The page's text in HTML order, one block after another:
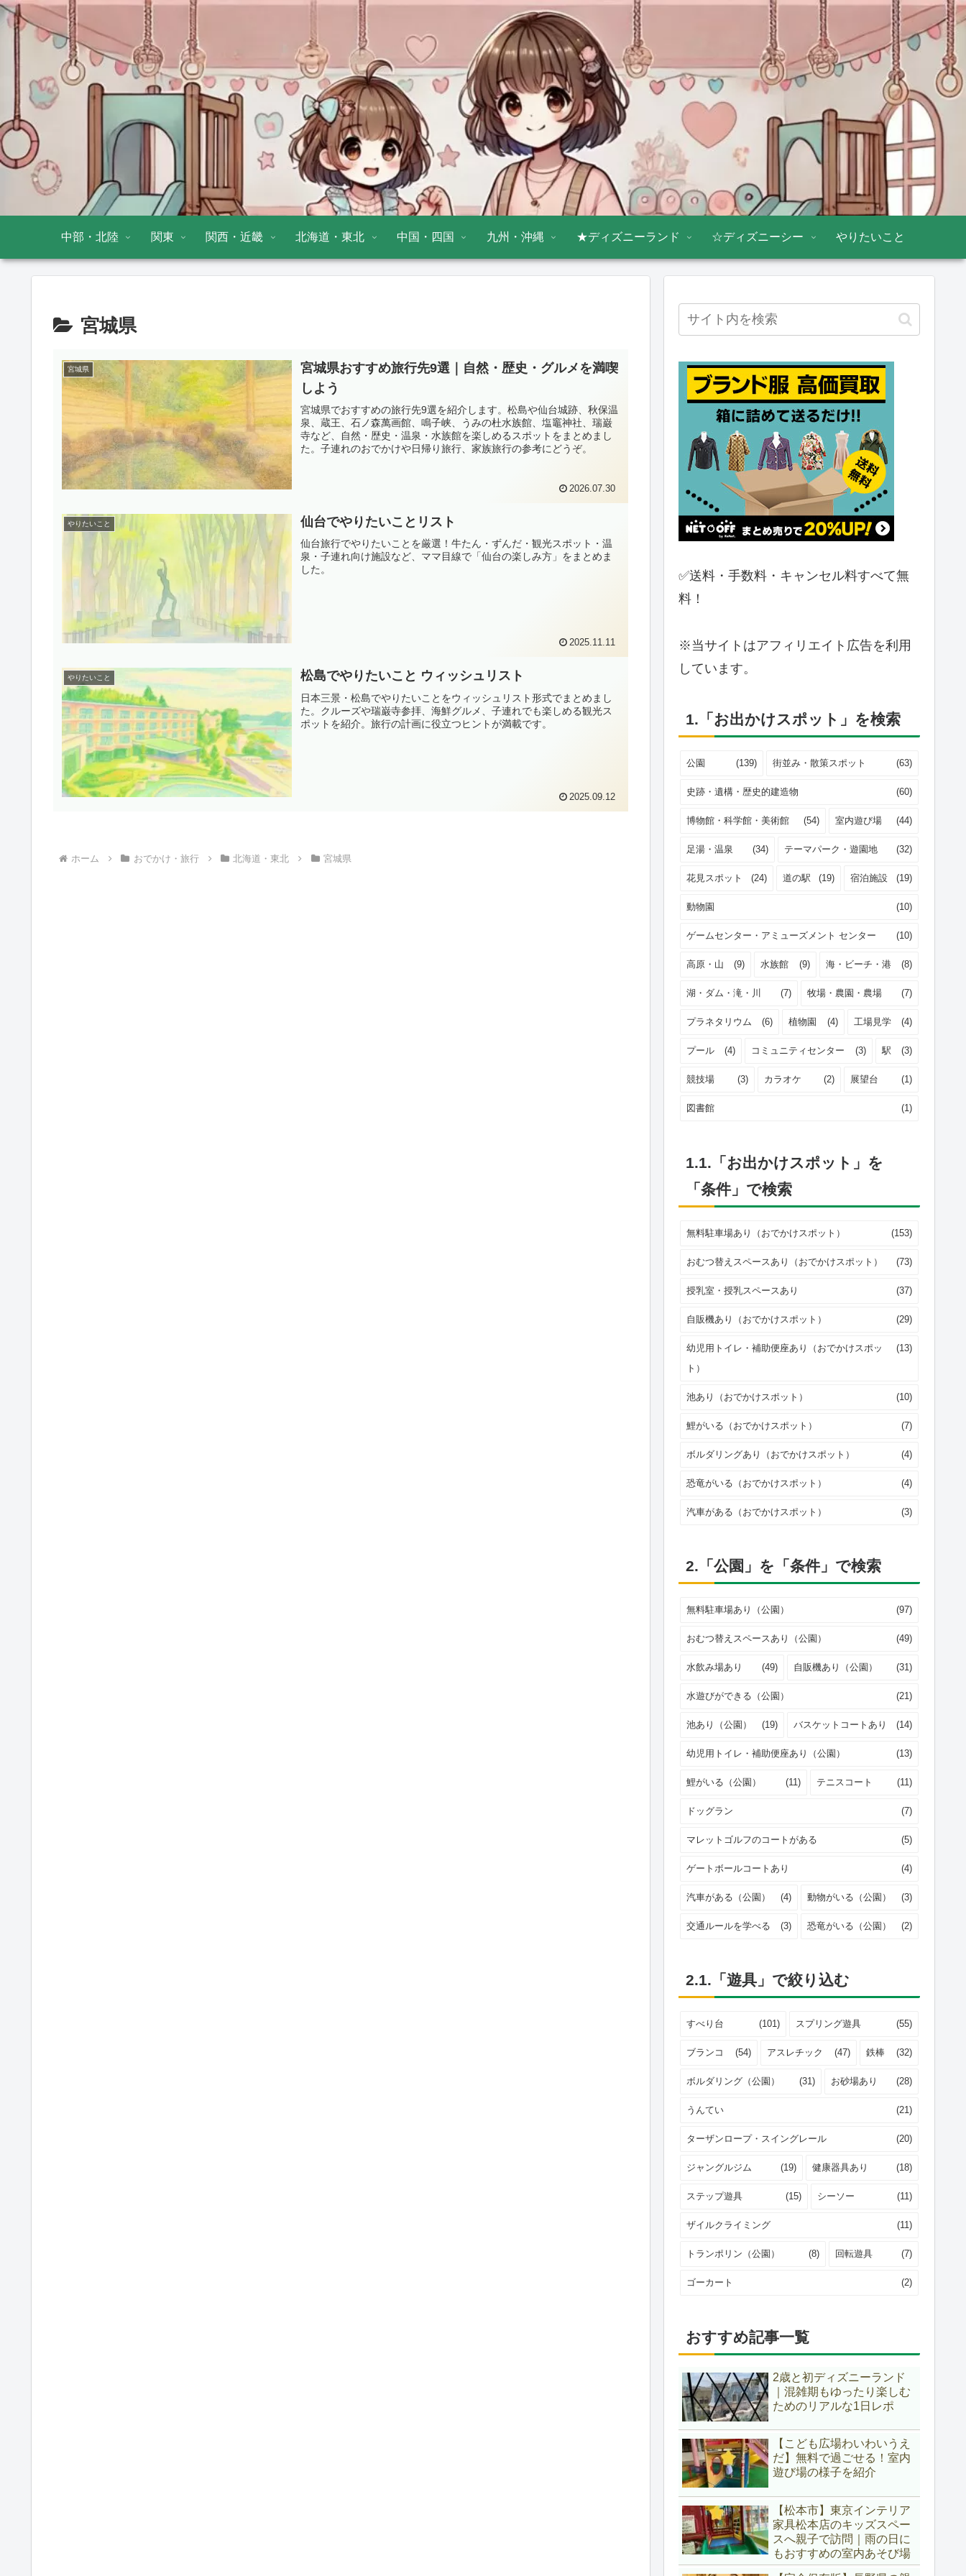
中部・北陸 関東 関西・近畿 北海道・東北 中国・四国 九州・沖縄 ★ディズニーランド ☆ディズニーシー やりたいこと
宮城県
宮城県
宮城県おすすめ旅行先9選｜自然・歴史・グルメを満喫
しよう
宮城県でおすすめの旅行先9選を紹介します。松島や仙台城跡、秋保温
泉、蔵王、石ノ森萬画館、鳴子峡、うみの杜水族館、塩竈神社、瑞巌
寺など、自然・歴史・温泉・水族館を楽しめるスポットをまとめまし
た。子連れのおでかけや日帰り旅行、家族旅行の参考にどうぞ。
2026.07.30
やりたいこと 仙台でやりたいことリスト
仙台旅行でやりたいことを厳選！牛たん・ずんだ・観光スポット・温
泉・子連れ向け施設など、ママ目線で「仙台の楽しみ方」をまとめま
した。
2025.11.11
やりたいこと 松島でやりたいこと ウィッシュリスト
日本三景・松島でやりたいことをウィッシュリスト形式でまとめまし
た。クルーズや瑞巌寺参拝、海鮮グルメ、子連れでも楽しめる観光ス
ポットを紹介。旅行の計画に役立つヒントが満載です。
2025.09.12
ホーム おでかけ・旅行 北海道・東北 宮城県
✅送料・手数料・キャンセル料すべて無
料！
※当サイトはアフィリエイト広告を利用
しています。
1.「お出かけスポット」を検索
公園 (139) 街並み・散策スポット (63)
史跡・遺構・歴史的建造物 (60)
博物館・科学館・美術館 (54) 室内遊び場 (44)
足湯・温泉 (34) テーマパーク・遊園地 (32)
花見スポット (24) 道の駅 (19) 宿泊施設 (19)
動物園 (10)
ゲームセンター・アミューズメント センター (10)
高原・山 (9) 水族館 (9) 海・ビーチ・港 (8)
湖・ダム・滝・川 (7) 牧場・農園・農場 (7)
プラネタリウム (6) 植物園 (4) 工場見学 (4)
プール (4) コミュニティセンター (3) 駅 (3)
競技場 (3) カラオケ (2) 展望台 (1)
図書館 (1)
1.1.「お出かけスポット」を
「条件」で検索
無料駐車場あり（おでかけスポット） (153)
おむつ替えスペースあり（おでかけスポット） (73)
授乳室・授乳スペースあり (37)
自販機あり（おでかけスポット） (29)
幼児用トイレ・補助便座あり（おでかけスポッ
ト）
(13)
池あり（おでかけスポット） (10)
鯉がいる（おでかけスポット） (7)
ボルダリングあり（おでかけスポット） (4)
恐竜がいる（おでかけスポット） (4)
汽車がある（おでかけスポット） (3)
2.「公園」を「条件」で検索
無料駐車場あり（公園） (97)
おむつ替えスペースあり（公園） (49)
水飲み場あり (49) 自販機あり（公園） (31)
水遊びができる（公園） (21)
池あり（公園） (19) バスケットコートあり (14)
幼児用トイレ・補助便座あり（公園） (13)
鯉がいる（公園） (11) テニスコート (11)
ドッグラン (7)
マレットゴルフのコートがある (5)
ゲートボールコートあり (4)
汽車がある（公園） (4) 動物がいる（公園） (3)
交通ルールを学べる (3) 恐竜がいる（公園） (2)
2.1.「遊具」で絞り込む
すべり台 (101) スプリング遊具 (55)
ブランコ (54) アスレチック (47) 鉄棒 (32)
ボルダリング（公園） (31) お砂場あり (28)
うんてい (21)
ターザンロープ・スイングレール (20)
ジャングルジム (19) 健康器具あり (18)
ステップ遊具 (15) シーソー (11)
ザイルクライミング (11)
トランポリン（公園） (8) 回転遊具 (7)
ゴーカート (2)
おすすめ記事一覧
2歳と初ディズニーランド
｜混雑期もゆったり楽しむ
ためのリアルな1日レポ
【こども広場わいわいうえ
だ】無料で過ごせる！室内
遊び場の様子を紹介
【松本市】東京インテリア
家具松本店のキッズスペー
スへ親子で訪問｜雨の日に
もおすすめの室内あそび場